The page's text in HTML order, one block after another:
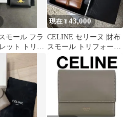
モール フラ
ット トリオ
ク 黒
現在 ¥43,000
CELINE セリーヌ 財布
スモール トリフォール
ドウォレット16(